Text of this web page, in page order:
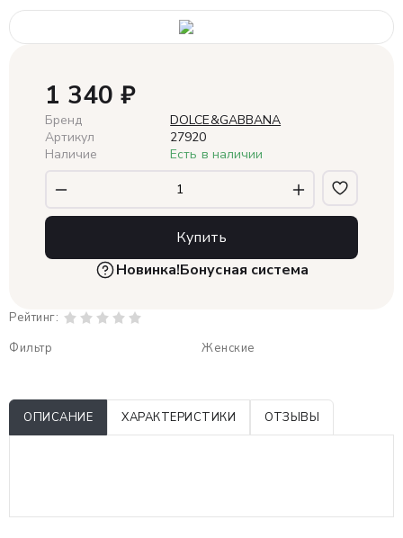
Рейтинг:
Фильтр
Женские
1 340 ₽
Бренд
DOLCE&GABBANA
Артикул
27920
Наличие
Есть в наличии
Купить
Новинка!Бонусная система
ОПИСАНИЕ ХАРАКТЕРИСТИКИ ОТЗЫВЫ